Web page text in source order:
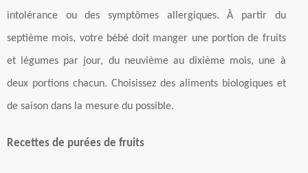
intolérance ou des symptômes allergiques. À partir du
septième mois, votre bébé doit manger une portion de fruits
et légumes par jour, du neuvième au dixième mois, une à
deux portions chacun. Choisissez des aliments biologiques et
de saison dans la mesure du possible.
Recettes de purées de fruits